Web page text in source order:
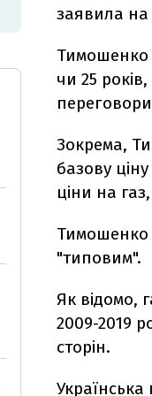
заявила на
Тимошенко
чи 25
Зокрема,
базову
ціни на
Тимошенко
"типовим".
Як відомо,
2009-2019
сторін.